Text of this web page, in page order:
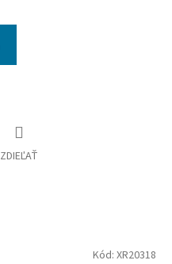
ZDIEĽAŤ
Kód: XR20318